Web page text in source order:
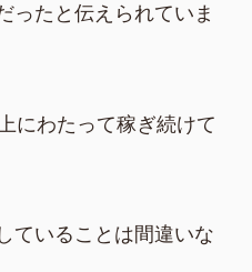
ったと伝えられていま
にわたって稼ぎ続けて
ていることは間違いな